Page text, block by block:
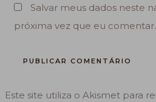
Salvar meus dados neste
próxima vez que eu comentar.
Este site utiliza o Akismet para